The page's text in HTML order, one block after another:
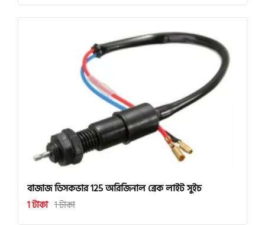
বাজাজ ডিসকভার 125 অরিজিনাল ব্রেক লাইট সুইচ
1 টাকা 1 টাকা